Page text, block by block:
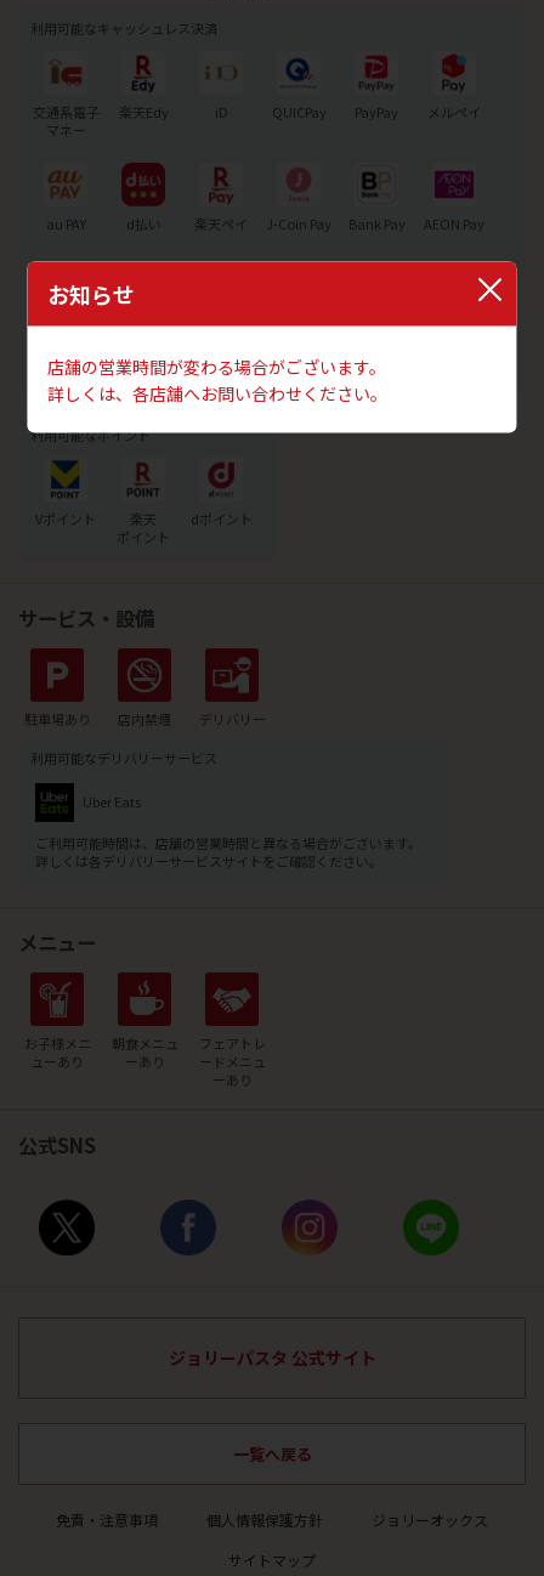
利用可能なキャッシュレス決済
交通系電子
マネー
楽天Edy iD QUICPay PayPay メルペイ
au PAY d払い 楽天ペイ J-Coin Pay Bank Pay AEON Pay
利用可能なポイント
Vポイント
楽天
ポイント
dポイント
サービス・設備
駐車場あり 店内禁煙
デリバリー
利用可能なデリバリーサービス
Uber Eats
ご利用可能時間は、店舗の営業時間と異なる場合がございます。
詳しくは各デリバリーサービスサイトをご確認ください。
メニュー
お子様メニ
ューあり
朝食メニュ
ーあり
フェアトレ
ード メニュ
ーあり
公式SNS
ジョリーパスタ 公式サイト
一覧へ戻る
お知らせ
店舗の営業時間が変わる場合がございます。
詳しくは、各店舗へお問い合わせください。
免責・注意事項 個人情報保護方針
ジョリーオックス
サイトマップ